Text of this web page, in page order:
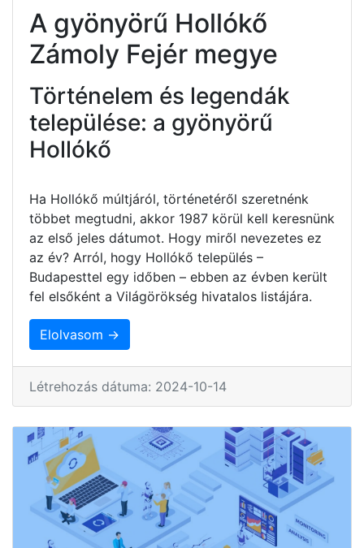
A gyönyörű Hollókő
Zámoly Fejér megye
Történelem és legendák
települése: a gyönyörű
Hollókő
Ha Hollókő múltjáról, történetéről szeretnénk
többet megtudni, akkor 1987 körül kell keresnünk
az első jeles dátumot. Hogy miről nevezetes ez
az év? Arról, hogy Hollókő település –
Budapesttel egy időben – ebben az évben került
fel elsőként a Világörökség hivatalos listájára.
Elolvasom →
Létrehozás dátuma: 2024-10-14